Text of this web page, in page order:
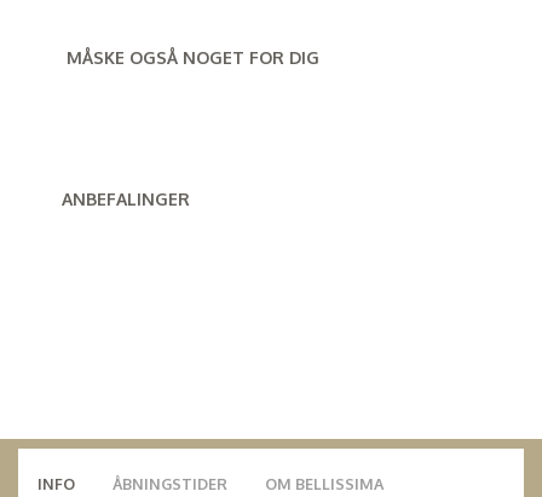
MÅSKE OGSÅ NOGET FOR DIG
ANBEFALINGER
INFO ÅBNINGSTIDER OM BELLISSIMA